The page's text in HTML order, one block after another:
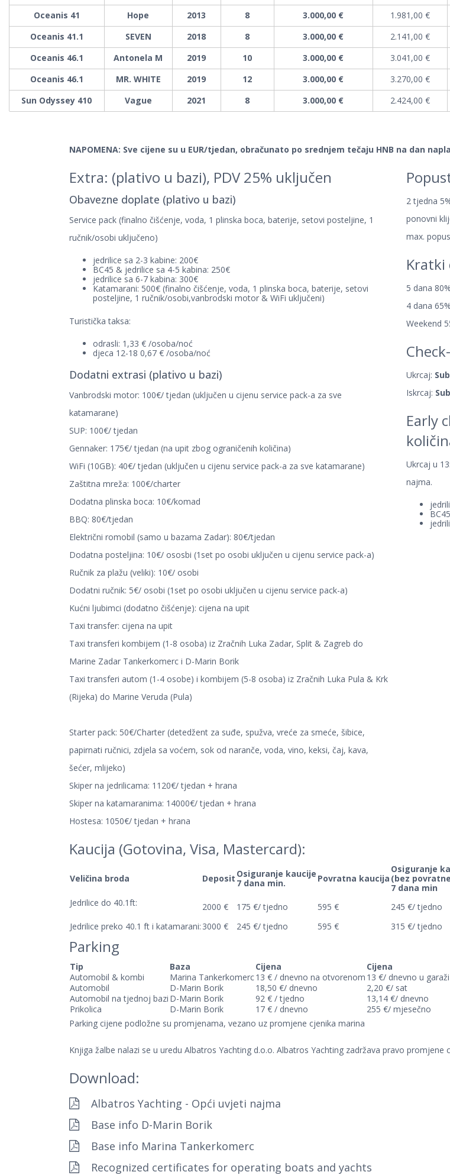
Oceanis 41
Hope 2013 8 3.000,00 € 1.981,00 €
Oceanis 41.1
SEVEN 2018 8 3.000,00 € 2.141,00 €
Oceanis 46.1
Antonela M 2019 10 3.000,00 € 3.041,00 €
Oceanis 46.1
MR. WHITE 2019 12 3.000,00 € 3.270,00 €
Sun Odyssey 410
Vague 2021 8 3.000,00 € 2.424,00 €
NAPOMENA: Sve cijene su u EUR/tjedan, obračunato po srednjem tečaju HNB na dan
Extra: (plativo u bazi), PDV 25% uključen
Obavezne doplate (plativo u bazi)
Service pack (finalno čišćenje, voda, 1 plinska boca, baterije, setovi posteljine, 1
ručnik/osobi uključeno)
jedrilice sa 2-3 kabine: 200€
BC45 & jedrilice sa 4-5 kabina: 250€
jedrilice sa 6-7 kabina: 300€
Katamarani: 500€ (finalno čišćenje, voda, 1 plinska boca, baterije, setovi
posteljine, 1 ručnik/osobi,vanbrodski motor & WiFi uključeni)
Turistička taksa:
odrasli: 1,33 € /osoba/noć
djeca 12-18 0,67 € /osoba/noć
Dodatni extrasi (plativo u bazi)
Vanbrodski motor: 100€/ tjedan (uključen u cijenu service pack-a za sve
katamarane)
SUP: 100€/ tjedan
Gennaker: 175€/ tjedan (na upit zbog ograničenih količina)
WiFi (10GB): 40€/ tjedan (uključen u cijenu service pack-a za sve katamarane)
Zaštitna mreža: 100€/charter
Dodatna plinska boca: 10€/komad
BBQ: 80€/tjedan
Električni romobil (samo u bazama Zadar): 80€/tjedan
Dodatna posteljina: 10€/ ososbi (1set po osobi uključen u cijenu service pack-a)
Ručnik za plažu (veliki): 10€/ osobi
Dodatni ručnik: 5€/ osobi (1set po osobi uključen u cijenu service pack-a)
Kućni ljubimci (dodatno čišćenje): cijena na upit
Taxi transfer: cijena na upit
Taxi transferi kombijem (1-8 osoba) iz Zračnih Luka Zadar, Split & Zagreb do
Marine Zadar Tankerkomerc i D-Marin Borik
Taxi transferi autom (1-4 osobe) i kombijem (5-8 osoba) iz Zračnih Luka Pula & Krk
(Rijeka) do Marine Veruda (Pula)
Starter pack: 50€/Charter (detedžent za suđe, spužva, vreće za smeće, šibice,
papirnati ručnici, zdjela sa voćem, sok od naranče, voda, vino, keksi, čaj, kava,
šećer, mlijeko)
Skiper na jedrilicama: 1120€/ tjedan + hrana
Skiper na katamaranima: 14000€/ tjedan + hrana
Hostesa: 1050€/ tjedan + hrana
2 tjedna
ponovni
max.
Kratki
5 dana
4 dana
Weekend
Ukrcaj:
Iskrcaj:
Early
Ukrcaj u
najma.
Kaucija (Gotovina, Visa, Mastercard):
Veličina broda Deposit Osiguranje kaucije
7 dana min.
Povratna kaucija
Osiguranje
(bez
7 dana min
Jedrilice do 40.1ft:
2000 € 175 €/ tjedno 595 €
245 €/ tjedno
Jedrilice preko 40.1 ft i katamarani: 3000 € 245 €/ tjedno 595 € 315 €/ tjedno
Parking
Tip Baza Cijena
Cijena
Automobil & kombi
Marina Tankerkomerc13 € / dnevno na otvorenom 13 €/ dnevno u garaži
Automobil
D-Marin Borik 18,50 €/ dnevno
2,20 €/ sat
Automobil na tjednoj bazi D-Marin Borik 92 € / tjedno
13,14 €/ dnevno
Prikolica
D-Marin Borik 17 € / dnevno
255 €/ mjesečno
Parking cijene podložne su promjenama, vezano uz promjene cjenika marina
Knjiga žalbe nalazi se u uredu Albatros Yachting d.o.o. Albatros Yachting zadržava pravo promjene
Download:
Albatros Yachting - Opći uvjeti najma
Base info D-Marin Borik
Base info Marina Tankerkomerc
Recognized certificates for operating boats and yachts